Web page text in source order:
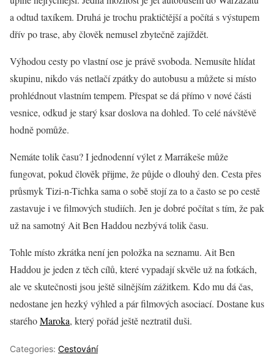
a odtud taxíkem. Druhá je trochu praktičtější a počítá s výstupem
dřív po trase, aby člověk nemusel zbytečně zajíždět.
Výhodou cesty po vlastní ose je právě svoboda. Nemusíte hlídat
skupinu, nikdo vás netlačí zpátky do autobusu a můžete si místo
prohlédnout vlastním tempem. Přespat se dá přímo v nové části
vesnice, odkud je starý ksar doslova na dohled. To celé návštěvě
hodně pomůže.
Nemáte tolik času? I jednodenní výlet z Marrákeše může
fungovat, pokud člověk přijme, že půjde o dlouhý den. Cesta přes
průsmyk Tizi-n-Tichka sama o sobě stojí za to a často se po cestě
zastavuje i ve filmových studiích. Jen je dobré počítat s tím, že pak
už na samotný Ait Ben Haddou nezbývá tolik času.
Tohle místo zkrátka není jen položka na seznamu. Ait Ben
Haddou je jeden z těch cílů, které vypadají skvěle už na fotkách,
ale ve skutečnosti jsou ještě silnějším zážitkem. Kdo mu dá čas,
nedostane jen hezký výhled a pár filmových asociací. Dostane kus
staréhoMaroka, který pořád ještě neztratil duši.
Categories: Cestování